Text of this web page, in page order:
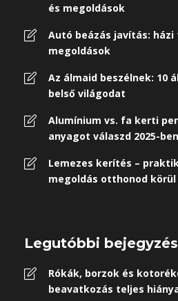
és megoldások
Autó beázás javítás:
megoldások
Az álmaid beszélnek: 10
belső világodat
Alumínium vs. fa kerti
anyagot válaszd 2025-ben
Lemezes kerítés –
megoldás otthonod körül
Legutóbbi
Rókák, borzok és
beavatkozás teljes